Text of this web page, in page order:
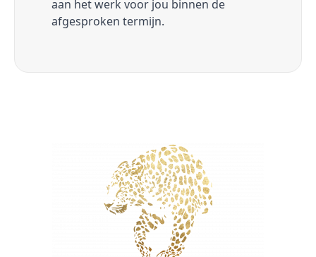
aan het werk voor jou binnen de
afgesproken termijn.